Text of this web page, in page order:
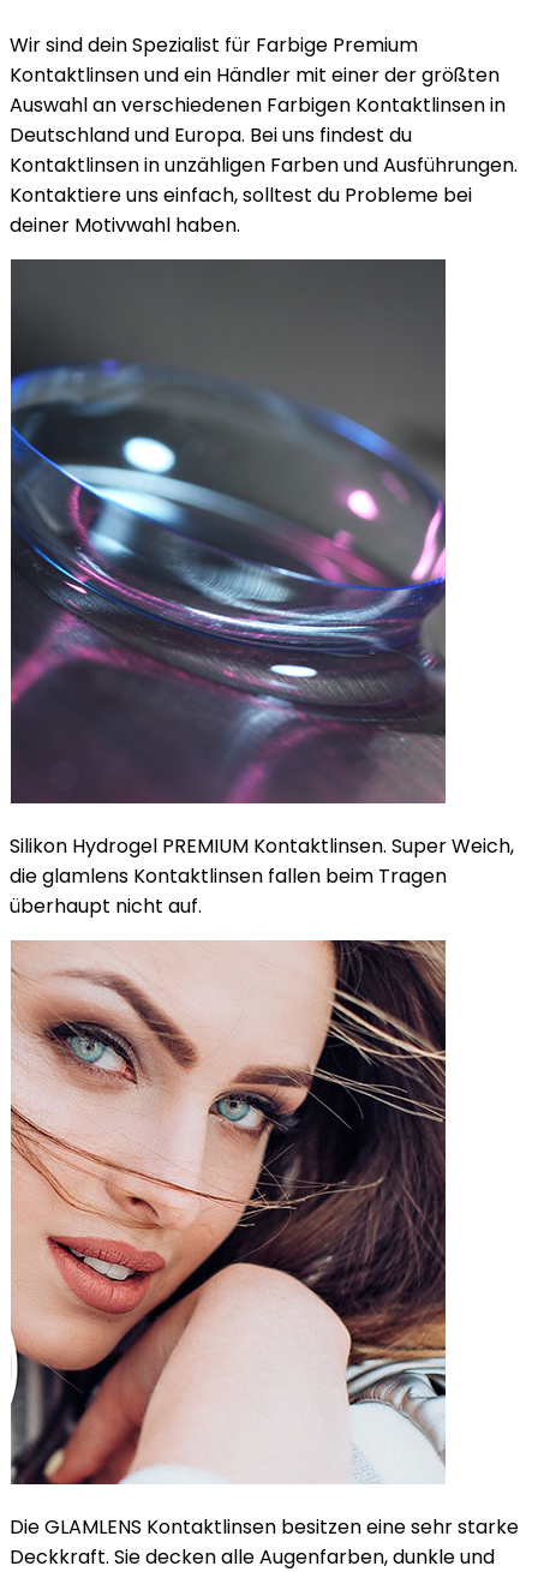
Wir sind dein Spezialist für Farbige Premium
Kontaktlinsen und ein Händler mit einer der größten
Auswahl an verschiedenen Farbigen Kontaktlinsen in
Deutschland und Europa. Bei uns findest du
Kontaktlinsen in unzähligen Farben und Ausführungen.
Kontaktiere uns einfach, solltest du Probleme bei
deiner Motivwahl haben.
Silikon Hydrogel PREMIUM Kontaktlinsen. Super Weich,
die glamlens Kontaktlinsen fallen beim Tragen
überhaupt nicht auf.
Die GLAMLENS Kontaktlinsen besitzen eine sehr starke
Deckkraft. Sie decken alle Augenfarben, dunkle und